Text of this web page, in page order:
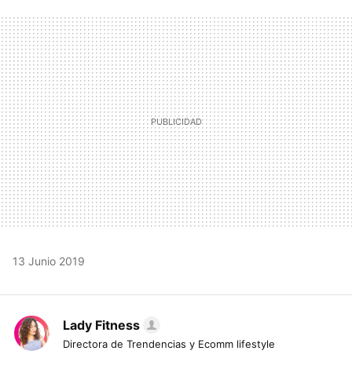
MAIL
13 Junio 2019
Lady Fitness
Directora de Trendencias y Ecomm lifestyle